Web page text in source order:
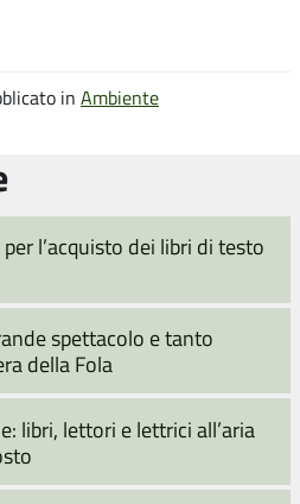
in Ambiente
l’acquisto dei libri di testo
spettacolo e tanto
della Fola
libri, lettori e lettrici all’aria